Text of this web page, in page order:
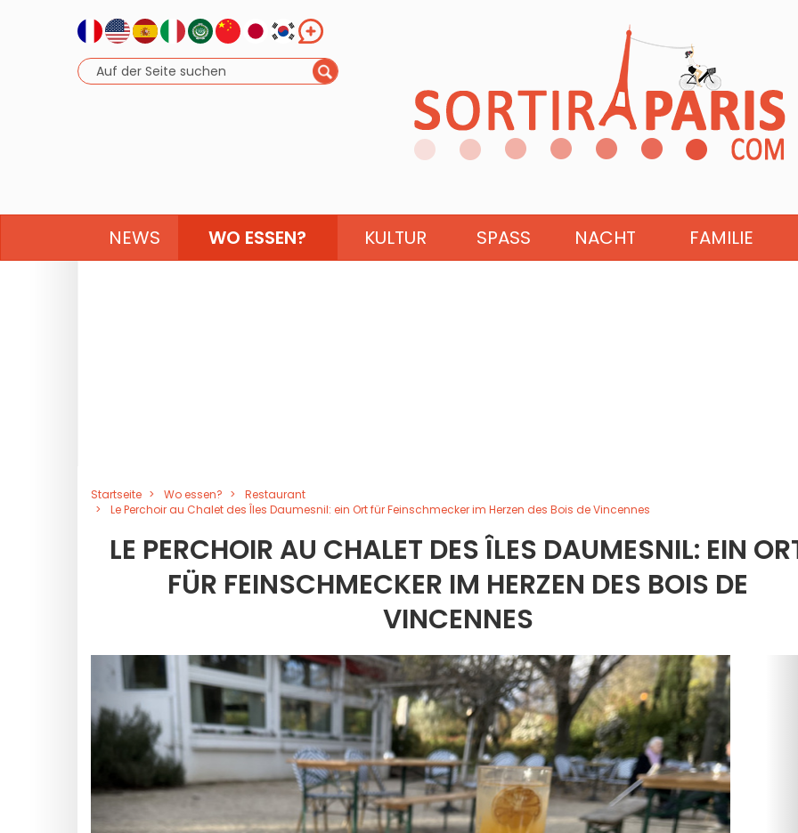
NEWS WO ESSEN? KULTUR SPASS NACHT FAMILIE
Startseite Wo essen?
Restaurant
Le Perchoir au Chalet des Îles Daumesnil: ein Ort für Feinschmecker im Herzen des Bois de Vincennes
LE PERCHOIR AU CHALET DES ÎLES DAUMESNIL: EIN
FÜR FEINSCHMECKER IM HERZEN DES BOIS DE
VINCENNES